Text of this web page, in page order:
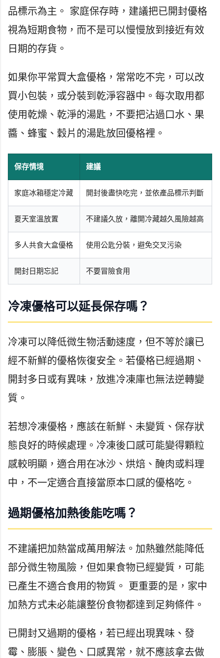
品標示為主。 家庭保存時，建議把已開封優格
視為短期食物，而不是可以慢慢放到接近有效
日期的存貨。
如果你平常買大盒優格，常常吃不完，可以改
買小包裝，或分裝到乾淨容器中。每次取用都
使用乾燥、乾淨的湯匙，不要把沾過口水、果
醬、蜂蜜、穀片的湯匙放回優格裡。
保存情境 建議
家庭冰箱穩定冷藏 開封後盡快吃完，並依產品標示判斷
夏天室溫放置 不建議久放，離開冷藏越久風險越高
多人共食大盒優格 使用公匙分裝，避免交叉污染
開封日期忘記 不要冒險食用
冷凍優格可以延長保存嗎？
冷凍可以降低微生物活動速度，但不等於讓已
經不新鮮的優格恢復安全。若優格已經過期、
開封多日或有異味，放進冷凍庫也無法逆轉變
質。
若想冷凍優格，應該在新鮮、未變質、保存狀
態良好的時候處理。冷凍後口感可能變得顆粒
感較明顯，適合用在冰沙、烘焙、醃肉或料理
中，不一定適合直接當原本口感的優格吃。
過期優格加熱後能吃嗎？
不建議把加熱當成萬用解法。加熱雖然能降低
部分微生物風險，但如果食物已經變質，可能
已產生不適合食用的物質。 更重要的是，家中
加熱方式未必能讓整份食物都達到足夠條件。
已開封又過期的優格，若已經出現異味、發
霉、膨脹、變色、口感異常，就不應該拿去做